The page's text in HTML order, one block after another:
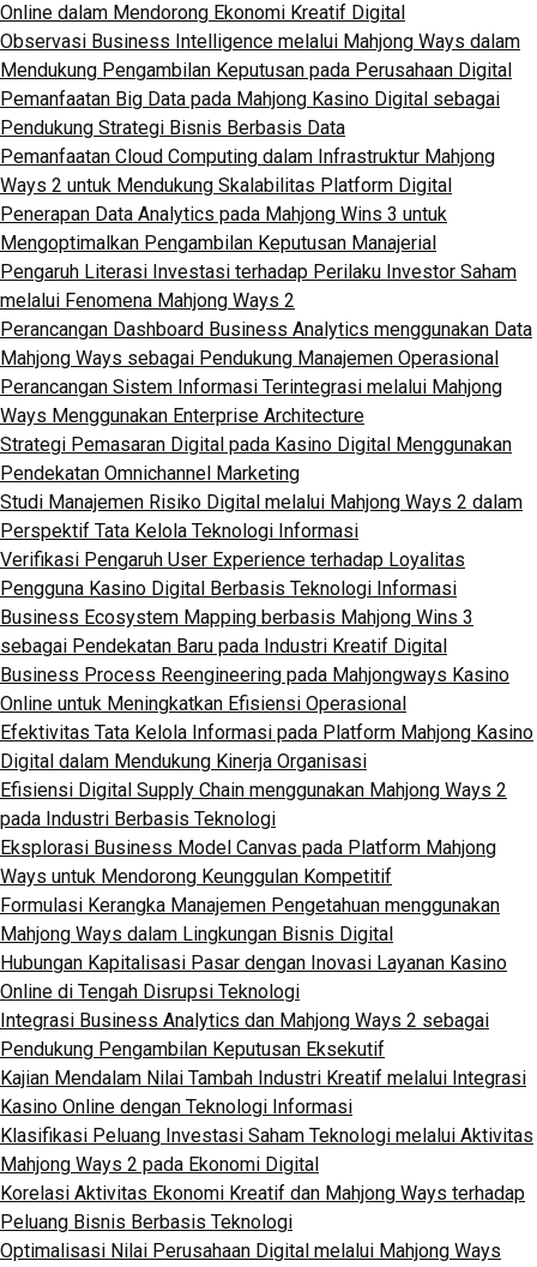
Online dalam Mendorong Ekonomi Kreatif Digital
Observasi Business Intelligence melalui Mahjong Ways dalam
Mendukung Pengambilan Keputusan pada Perusahaan Digital
Pemanfaatan Big Data pada Mahjong Kasino Digital sebagai
Pendukung Strategi Bisnis Berbasis Data
Pemanfaatan Cloud Computing dalam Infrastruktur Mahjong
Ways 2 untuk Mendukung Skalabilitas Platform Digital
Penerapan Data Analytics pada Mahjong Wins 3 untuk
Mengoptimalkan Pengambilan Keputusan Manajerial
Pengaruh Literasi Investasi terhadap Perilaku Investor Saham
melalui Fenomena Mahjong Ways 2
Perancangan Dashboard Business Analytics menggunakan Data
Mahjong Ways sebagai Pendukung Manajemen Operasional
Perancangan Sistem Informasi Terintegrasi melalui Mahjong
Ways Menggunakan Enterprise Architecture
Strategi Pemasaran Digital pada Kasino Digital Menggunakan
Pendekatan Omnichannel Marketing
Studi Manajemen Risiko Digital melalui Mahjong Ways 2 dalam
Perspektif Tata Kelola Teknologi Informasi
Verifikasi Pengaruh User Experience terhadap Loyalitas
Pengguna Kasino Digital Berbasis Teknologi Informasi
Business Ecosystem Mapping berbasis Mahjong Wins 3
sebagai Pendekatan Baru pada Industri Kreatif Digital
Business Process Reengineering pada Mahjongways Kasino
Online untuk Meningkatkan Efisiensi Operasional
Efektivitas Tata Kelola Informasi pada Platform Mahjong Kasino
Digital dalam Mendukung Kinerja Organisasi
Efisiensi Digital Supply Chain menggunakan Mahjong Ways 2
pada Industri Berbasis Teknologi
Eksplorasi Business Model Canvas pada Platform Mahjong
Ways untuk Mendorong Keunggulan Kompetitif
Formulasi Kerangka Manajemen Pengetahuan menggunakan
Mahjong Ways dalam Lingkungan Bisnis Digital
Hubungan Kapitalisasi Pasar dengan Inovasi Layanan Kasino
Online di Tengah Disrupsi Teknologi
Integrasi Business Analytics dan Mahjong Ways 2 sebagai
Pendukung Pengambilan Keputusan Eksekutif
Kajian Mendalam Nilai Tambah Industri Kreatif melalui Integrasi
Kasino Online dengan Teknologi Informasi
Klasifikasi Peluang Investasi Saham Teknologi melalui Aktivitas
Mahjong Ways 2 pada Ekonomi Digital
Korelasi Aktivitas Ekonomi Kreatif dan Mahjong Ways terhadap
Peluang Bisnis Berbasis Teknologi
Optimalisasi Nilai Perusahaan Digital melalui Mahjong Ways